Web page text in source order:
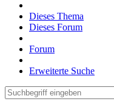
Dieses Thema
Dieses Forum
Forum
Erweiterte Suche